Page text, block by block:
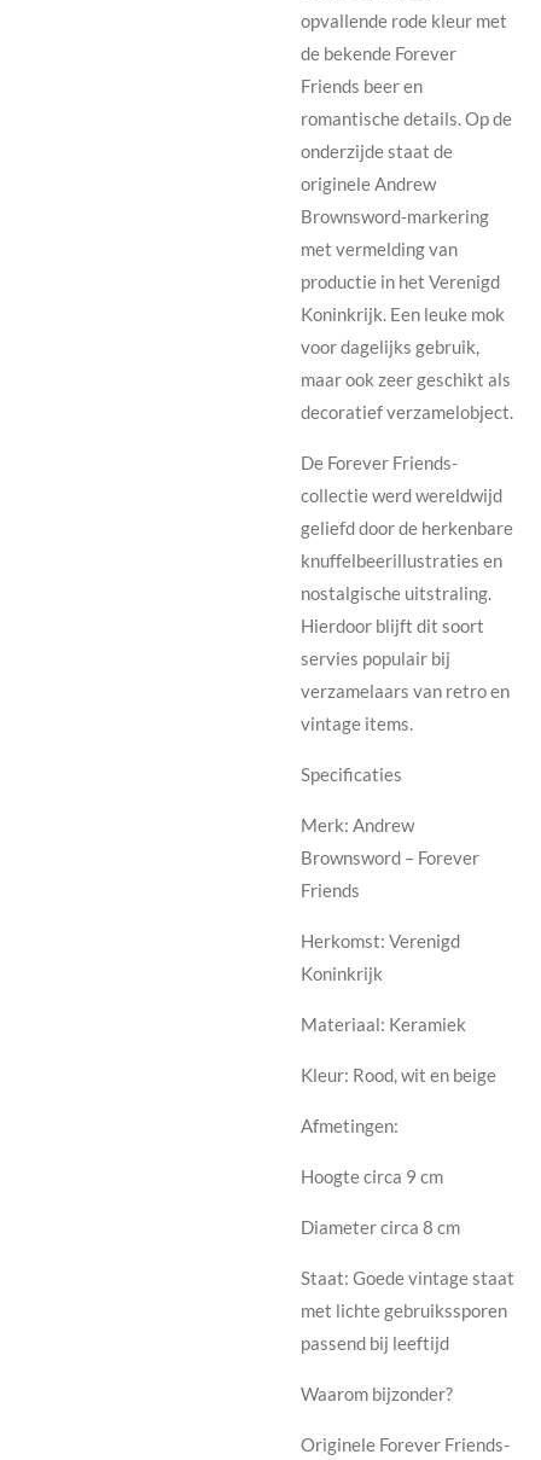
opvallende rode kleur met
de bekende Forever
Friends beer en
romantische details. Op de
onderzijde staat de
originele Andrew
Brownsword-markering
met vermelding van
productie in het Verenigd
Koninkrijk. Een leuke mok
voor dagelijks gebruik,
maar ook zeer geschikt als
decoratief verzamelobject.
De Forever Friends-
collectie werd wereldwijd
geliefd door de herkenbare
knuffelbeerillustraties en
nostalgische uitstraling.
Hierdoor blijft dit soort
servies populair bij
verzamelaars van retro en
vintage items.
Specificaties
Merk: Andrew
Brownsword – Forever
Friends
Herkomst: Verenigd
Koninkrijk
Materiaal: Keramiek
Kleur: Rood, wit en beige
Afmetingen:
Hoogte circa 9 cm
Diameter circa 8 cm
Staat: Goede vintage staat
met lichte gebruikssporen
passend bij leeftijd
Waarom bijzonder?
Originele Forever Friends-